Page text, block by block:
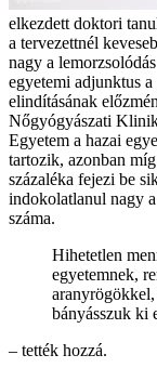
elkezdett doktori
a tervezettnél
nagy a
egyetemi adjunktus
elindításának
Nőgyógyászati
Egyetem a hazai
tartozik, azonban
százaléka fejezi be
indokolatlanul nagy
száma.
Hihetetlen
egyetemnek,
bányásszuk ki
– tették hozzá.